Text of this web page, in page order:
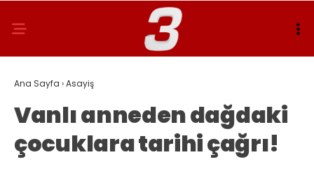
Ana Sayfa ›Asayiş
Vanlı anneden dağdaki
çocuklara tarihi çağrı!